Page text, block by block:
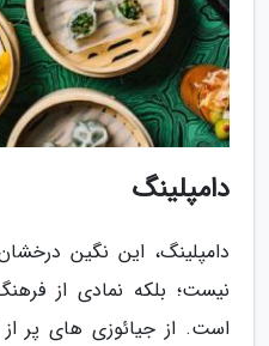
دامپلینگ
دامپلینگ، این نگین
نیست؛ بلکه نمادی از
است. از جیائوزی های پر از